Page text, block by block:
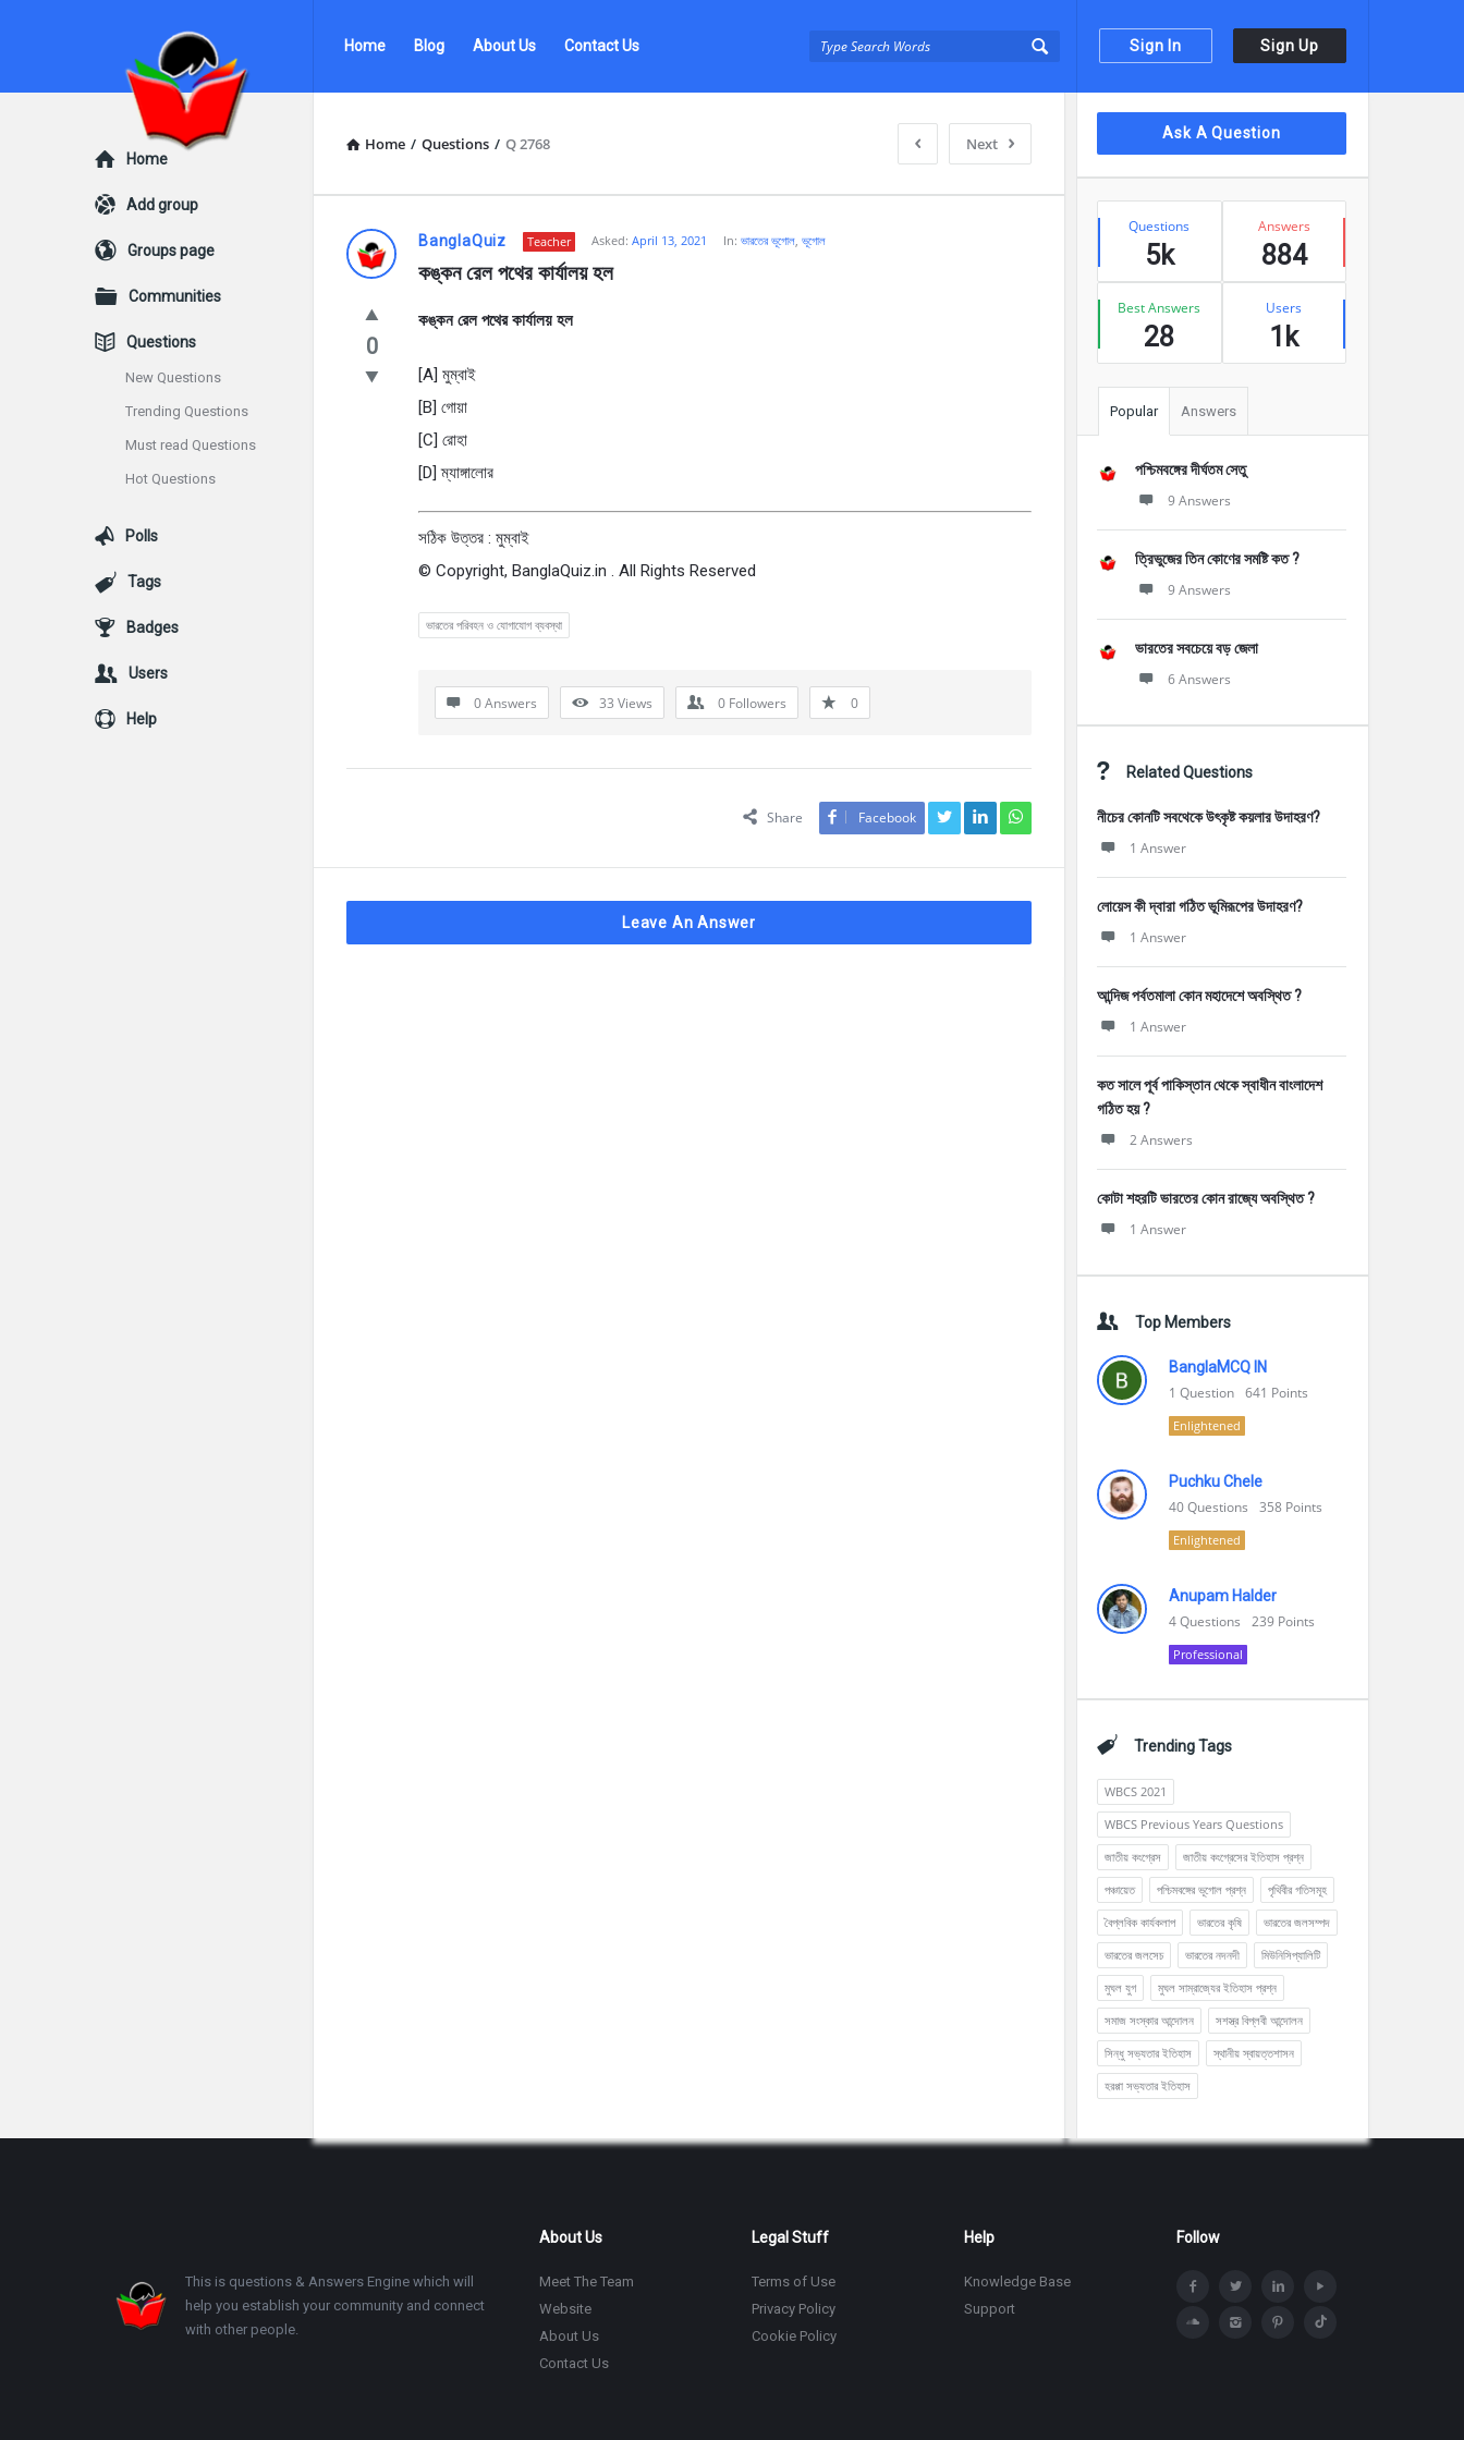
Sign In Sign Up
Questions
BanglaQuiz
Questions
by
BanglaQuiz
Home Blog About Us Contact Us
Home / Questions / Q 2768 Next
Ask
Questions
by
BanglaQuiz
Latest
Questions
BanglaQuiz Teacher Asked: April 13, 2021 In: ভারতের ভূগোল, ভূগোল
কঙ্কন রেল পথের কার্যালয় হল
0
কঙ্কন রেল পথের কার্যালয় হল
[A] মুম্বাই
[B] গোয়া
[C] রোহা
[D] ম্যাঙ্গালোর
সঠিক উত্তর : মুম্বাই
© Copyright, BanglaQuiz.in . All Rights Reserved
ভারতের পরিবহন ও যোগাযোগ ব্যবস্থা
0 Answers 33 Views 0 Followers 0
Share Facebook
Leave An Answer
Sidebar
Ask A Question
StatsQuestions
5k
Answers
884
Best Answers
28
Users
1k
Popular Answers
পশ্চিমবঙ্গের দীর্ঘতম সেতু
9 Answers
ত্রিভুজের তিন কোণের সমষ্টি কত ?
9 Answers
ভারতের সবচেয়ে বড় জেলা
6 Answers
Related Questions
নীচের কোনটি সবথেকে উৎকৃষ্ট কয়লার উদাহরণ?
1 Answer
লোয়েস কী দ্বারা গঠিত ভূমিরূপের উদাহরণ?
1 Answer
আন্দিজ পর্বতমালা কোন মহাদেশে অবস্থিত ?
1 Answer
কত সালে পূর্ব পাকিস্তান থেকে স্বাধীন বাংলাদেশ
গঠিত হয় ?
2 Answers
কোটা শহরটি ভারতের কোন রাজ্যে অবস্থিত ?
1 Answer
Top Members
BanglaMCQ IN
1 Question 641 Points
Enlightened
Puchku Chele
40Questions 358 Points
Enlightened
Anupam Halder
4Questions 239 Points
Professional
Trending Tags
WBCS 2021
WBCS Previous Years Questions
জাতীয় কংগ্রেস
জাতীয় কংগ্রেসের ইতিহাস প্রশ্ন
পঞ্চায়েত
পশ্চিমবঙ্গের ভূগোল প্রশ্ন
পৃথিবীর গতিসমূহ
বৈপ্লবিক কার্যকলাপ
ভারতের কৃষি
ভারতের জলসম্পদ
ভারতের জলসেচ
ভারতের নদনদী
মিউনিসিপ্যালিটি
মুঘল যুগ
মুঘল সাম্রাজ্যের ইতিহাস প্রশ্ন
সমাজ সংস্কার আন্দোলন
সশস্ত্র বিপ্লবী আন্দোলন
সিন্ধু সভ্যতার ইতিহাস
স্থানীয় স্বায়ত্তশাসন
হরপ্পা সভ্যতার ইতিহাস
Explore
Home
Add group
Groups page
Communities
Questions
New Questions
Trending Questions
Must read Questions
Hot Questions
Polls
Tags
Badges
Users
Help
This is questions & Answers Engine which will
help you establish your community and connect
with other people.
About Us
Meet The Team
Website
About Us
Contact Us
Legal Stuff
Terms of Use
Privacy Policy
Cookie Policy
Help
Knowledge Base
Support
Follow